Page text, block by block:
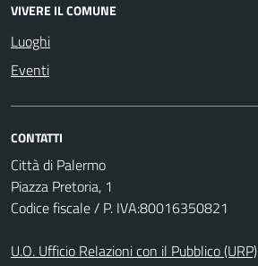
VIVERE IL COMUNE
Luoghi
Eventi
CONTATTI
Città di Palermo
Piazza Pretoria, 1
Codice fiscale / P. IVA:80016350821
U.O. Ufficio Relazioni con il Pubblico (URP)